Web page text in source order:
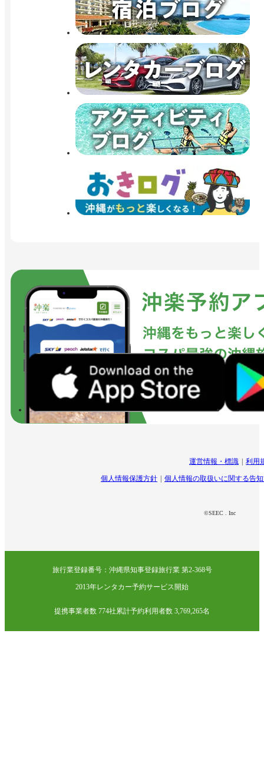
運営情報・標識 利用
個人情報保護方針 個人情報の取扱いに関する告
©SEEC . Inc
旅行業登録番号：沖縄県知事登録旅行業 第2-368号
2013年レンタカー予約サービス開始
提携事業者数 774社累計予約利用者数 3,769,265名